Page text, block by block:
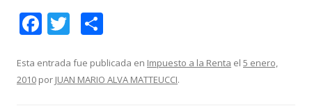
F
e
b
T
itt
er
m
p
Esta entrada fue publicada en Impuesto a la Renta el 5 enero,
2010 por JUAN MARIO ALVA MATTEUCCI.